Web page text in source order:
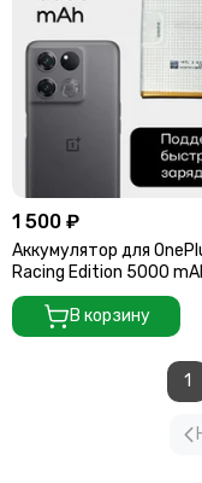
1 500 ₽
Аккумулятор для
Racing Edition 5000
(BLP933) ORIGberry
В корзину
1